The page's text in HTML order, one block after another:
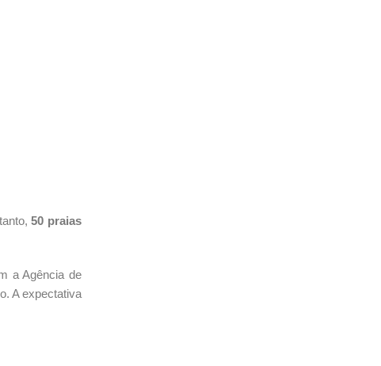
50 praias
a Agência de
A expectativa